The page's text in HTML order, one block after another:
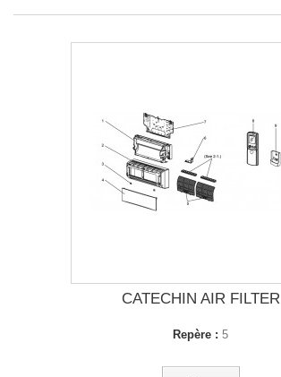
CATECHIN AIR FILTER
Repère : 5